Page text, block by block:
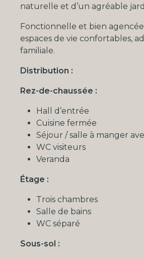
naturelle et d’un agréable
Fonctionnelle et bien
espaces de vie confortables,
familiale.
Distribution :
Rez-de-chaussée :
Hall d’entrée
Cuisine fermée
Séjour / salle à manger
WC visiteurs
Veranda
Étage :
Trois chambres
Salle de bains
WC séparé
Sous-sol :